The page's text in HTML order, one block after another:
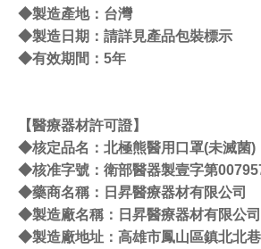
◆製造產地：台灣
◆製造日期：請詳見產品包裝標示
◆有效期間：5年
【醫療器材許可證】
◆核定品名：北極熊醫用口罩(未滅菌)
◆核准字號：衛部醫器製壹字第
◆藥商名稱：日昇醫療器材有限公司
◆製造廠名稱：日昇醫療器材有限公
◆製造廠地址：高雄市鳳山區鎮北北